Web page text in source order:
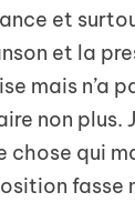
et
et la
mais n’a
non plus.
chose qui
fasse